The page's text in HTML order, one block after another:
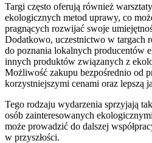
Targi często oferują również
ekologicznych metod uprawy, co
pragnących rozwijać swoje
Dodatkowo, uczestnictwo w targach
do poznania lokalnych producentów
innych produktów związanych z
Możliwość zakupu bezpośrednio od
korzystniejszymi cenami oraz lepszą
Tego rodzaju wydarzenia sprzyjają
osób zainteresowanych
może prowadzić do dalszej
w przyszłości.